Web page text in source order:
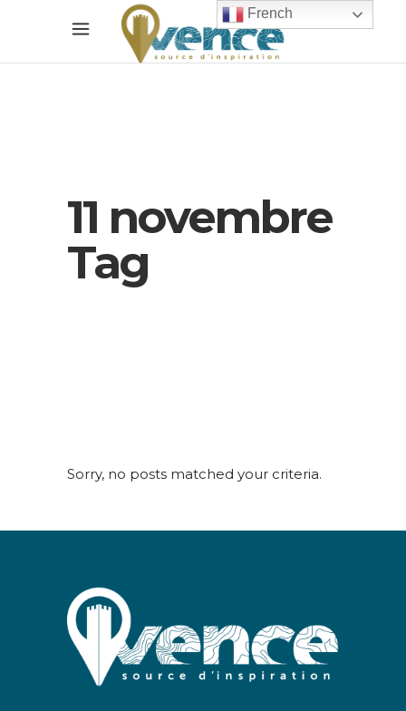
11 novembre
Tag
Sorry, no posts matched your criteria.
French